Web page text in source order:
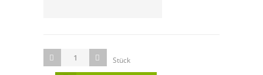
Stück